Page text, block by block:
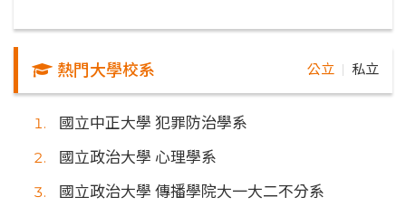
熱門大學校系 公立 私立
國立中正大學 犯罪防治學系
國立政治大學 心理學系
國立政治大學 傳播學院大一大二不分系